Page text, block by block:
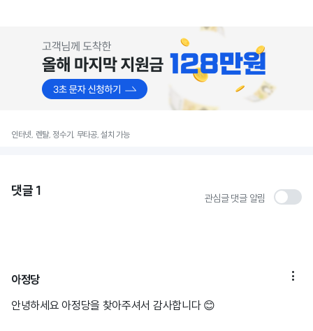
인터넷, 렌탈, 정수기, 무타공, 설치 가능
댓글 1 관심글 댓글 알림
아정당 
안녕하세요 아정당을 찾아주셔서 감사합니다 😊